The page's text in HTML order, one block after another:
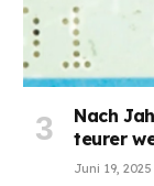
Nach
teurer
Juni 19, 2025